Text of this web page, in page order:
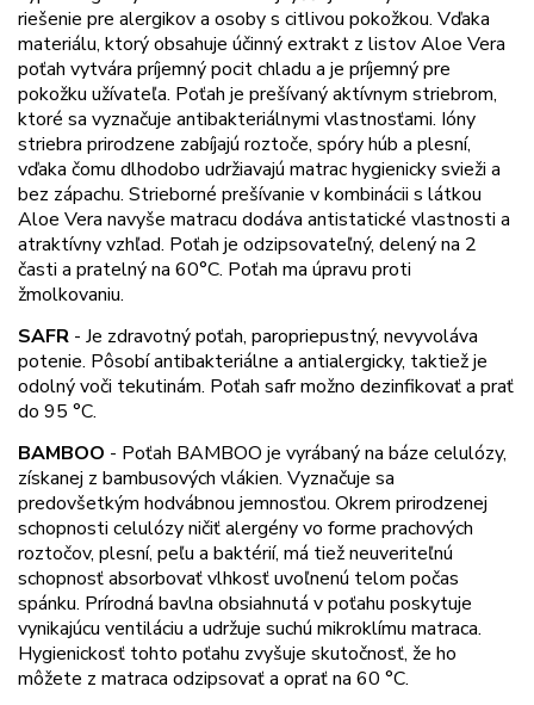
riešenie pre alergikov a osoby s citlivou pokožkou. Vďaka
materiálu, ktorý obsahuje účinný extrakt z listov Aloe Vera
poťah vytvára príjemný pocit chladu a je príjemný pre
pokožku užívateľa. Poťah je prešívaný aktívnym striebrom,
ktoré sa vyznačuje antibakteriálnymi vlastnosťami. Ióny
striebra prirodzene zabíjajú roztoče, spóry húb a plesní,
vďaka čomu dlhodobo udržiavajú matrac hygienicky svieži a
bez zápachu. Strieborné prešívanie v kombinácii s látkou
Aloe Vera navyše matracu dodáva antistatické vlastnosti a
atraktívny vzhľad. Poťah je odzipsovateľný, delený na 2
časti a pratelný na 60°C. Poťah ma úpravu proti
žmolkovaniu.
SAFR - Je zdravotný poťah, paropriepustný, nevyvoláva
potenie. Pôsobí antibakteriálne a antialergicky, taktiež je
odolný voči tekutinám. Poťah safr možno dezinfikovať a prať
do 95 °C.
BAMBOO - Poťah BAMBOO je vyrábaný na báze celulózy,
získanej z bambusových vlákien. Vyznačuje sa
predovšetkým hodvábnou jemnosťou. Okrem prirodzenej
schopnosti celulózy ničiť alergény vo forme prachových
roztočov, plesní, peľu a baktérií, má tiež neuveriteľnú
schopnosť absorbovať vlhkosť uvoľnenú telom počas
spánku. Prírodná bavlna obsiahnutá v poťahu poskytuje
vynikajúcu ventiláciu a udržuje suchú mikroklímu matraca.
Hygienickosť tohto poťahu zvyšuje skutočnosť, že ho
môžete z matraca odzipsovať a oprať na 60 °C.